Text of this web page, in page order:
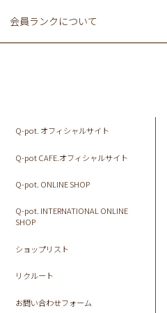
会員ランクについて
Q-pot. オフィシャルサイト
Q-pot CAFE.オフィシャルサイト
Q-pot. ONLINE SHOP
Q-pot. INTERNATIONAL ONLINE
SHOP
ショップリスト
リクルート
お問い合わせフォーム